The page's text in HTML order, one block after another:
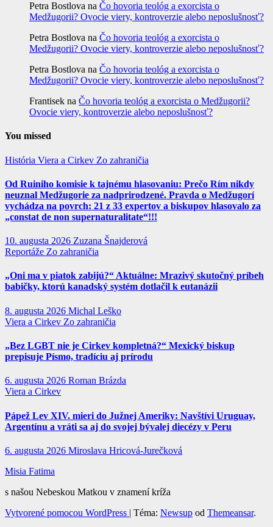
Petra Bostlova na Čo hovoria teológ a exorcista o
Medžugorii? Ovocie viery, kontroverzie alebo neposlušnosť?
Petra Bostlova na Čo hovoria teológ a exorcista o
Medžugorii? Ovocie viery, kontroverzie alebo neposlušnosť?
Petra Bostlova na Čo hovoria teológ a exorcista o
Medžugorii? Ovocie viery, kontroverzie alebo neposlušnosť?
Frantisek na Čo hovoria teológ a exorcista o Medžugorii?
Ovocie viery, kontroverzie alebo neposlušnosť?
You missed
História Viera a Cirkev Zo zahraničia
Od Ruiniho komisie k tajnému hlasovaniu: Prečo Rím nikdy
neuznal Medžugorie za nadprirodzené. Pravda o Medžugorí
vychádza na povrch: 21 z 33 expertov a biskupov hlasovalo za
„constat de non supernaturalitate“!!!
10. augusta 2026 Zuzana Šnajderová
Reportáže Zo zahraničia
„Oni ma v piatok zabijú?“ Aktuálne: Mrazivý skutočný príbeh
babičky, ktorú kanadský systém dotlačil k eutanázii
8. augusta 2026 Michal Leško
Viera a Cirkev Zo zahraničia
„Bez LGBT nie je Cirkev kompletná?“ Mexický biskup
prepisuje Písmo, tradíciu aj prírodu
6. augusta 2026 Roman Brázda
Viera a Cirkev
Pápež Lev XIV. mieri do Južnej Ameriky: Navštívi Uruguay,
Argentínu a vráti sa aj do svojej bývalej diecézy v Peru
6. augusta 2026 Miroslava Hricová-Jurečková
Misia Fatima
s našou Nebeskou Matkou v znamení kríža
Vytvorené pomocou WordPress | Téma: Newsup od Themeansar.